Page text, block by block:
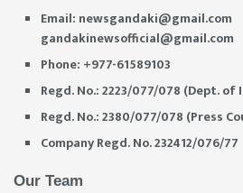
Email: newsgandaki@gmail.com
gandakinewsofficial@gmail.com
Phone: +977-61589103
Regd. No.: 2223/077/078 (Dept.
Regd. No.: 2380/077/078 (Press
Company Regd. No. 232412/076/77
Our Team